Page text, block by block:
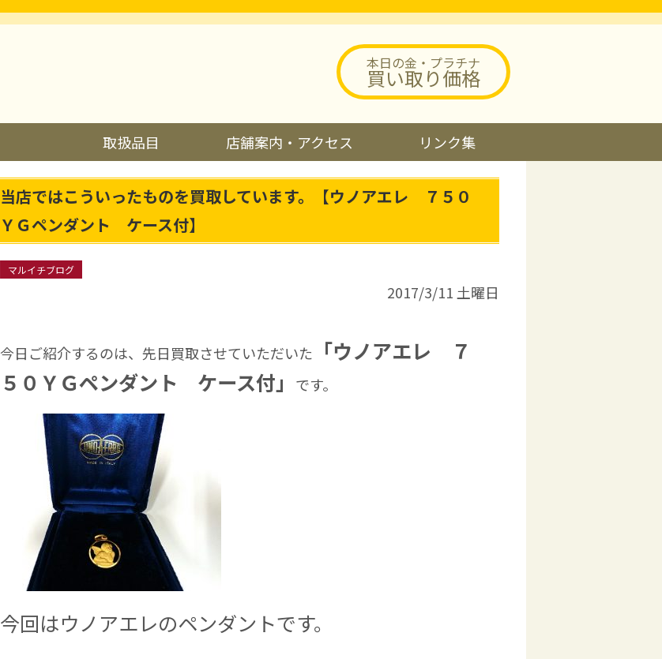
本日の金・プラチナ
買い取り価格
取扱品目 店舗案内・アクセス リンク集
当店ではこういったものを買取しています。【ウノアエレ ７５０
ＹＧペンダント ケース付】
マルイチブログ
2017/3/11 土曜日
今日ご紹介するのは、先日買取させていただいた
「ウノアエレ ７
５０ＹＧペンダント ケース付」
です。
今回はウノアエレのペンダントです。